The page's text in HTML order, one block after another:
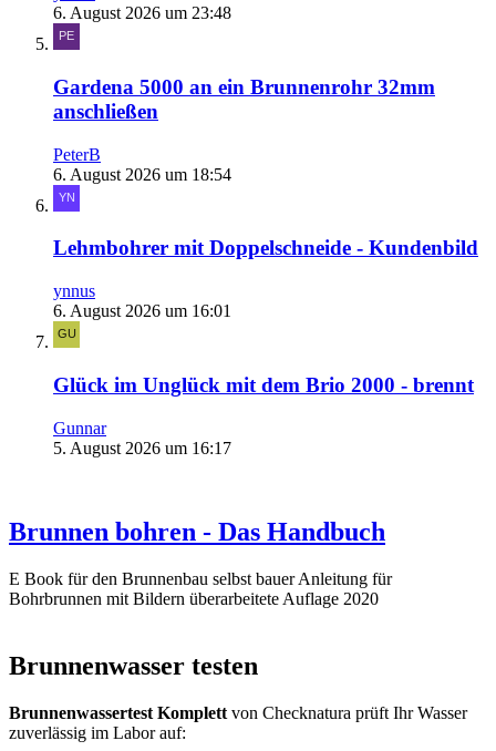
6. August 2026 um 23:48
Gardena 5000 an ein Brunnenrohr 32mm
anschließen
PeterB
6. August 2026 um 18:54
Lehmbohrer mit Doppelschneide - Kundenbild
ynnus
6. August 2026 um 16:01
Glück im Unglück mit dem Brio 2000 - brennt
Gunnar
5. August 2026 um 16:17
Brunnen bohren - Das Handbuch
E Book für den Brunnenbau selbst bauer Anleitung für
Bohrbrunnen mit Bildern überarbeitete Auflage 2020
Brunnenwasser testen
Brunnenwassertest Komplett von Checknatura prüft Ihr Wasser
zuverlässig im Labor auf: